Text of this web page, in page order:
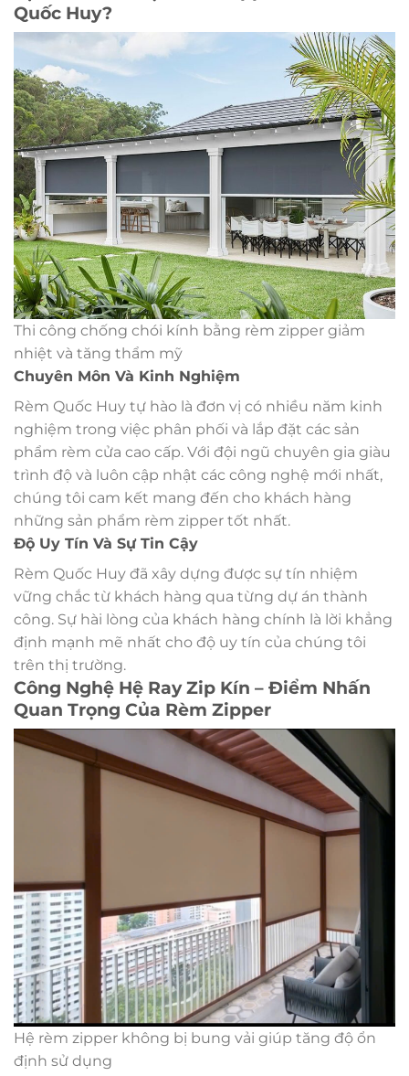
Quốc Huy?
Thi công chống chói kính bằng rèm zipper giảm
nhiệt và tăng thẩm mỹ
Chuyên Môn Và Kinh Nghiệm
Rèm Quốc Huy tự hào là đơn vị có nhiều năm kinh
nghiệm trong việc phân phối và lắp đặt các sản
phẩm rèm cửa cao cấp. Với đội ngũ chuyên gia giàu
trình độ và luôn cập nhật các công nghệ mới nhất,
chúng tôi cam kết mang đến cho khách hàng
những sản phẩm rèm zipper tốt nhất.
Độ Uy Tín Và Sự Tin Cậy
Rèm Quốc Huy đã xây dựng được sự tín nhiệm
vững chắc từ khách hàng qua từng dự án thành
công. Sự hài lòng của khách hàng chính là lời khẳng
định mạnh mẽ nhất cho độ uy tín của chúng tôi
trên thị trường.
Công Nghệ Hệ Ray Zip Kín – Điểm Nhấn
Quan Trọng Của Rèm Zipper
Hệ rèm zipper không bị bung vải giúp tăng độ ổn
định sử dụng